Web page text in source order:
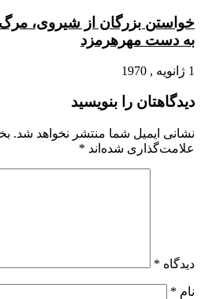
خواستن بزرگان از شیروى،
به دست مهرهرمزد
1 ژانویه , 1970
دیدگاهتان را بنویسید
نشانی ایمیل شما منتشر نخواهد شد.
علامت‌گذاری شده‌اند *
دیدگاه *
نام *